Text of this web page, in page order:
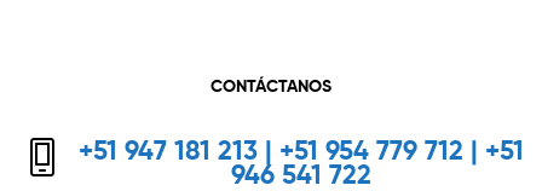
CONTÁCTANOS
+51 947 181 213 | +51 954 779 712 | +51
946 541 722